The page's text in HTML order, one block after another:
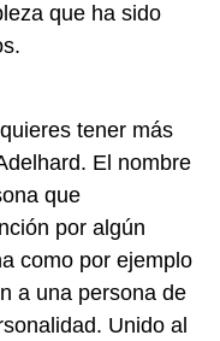
que ha sido
tener más
El nombre
que
por algún
como por ejemplo
a una persona de
Unido al